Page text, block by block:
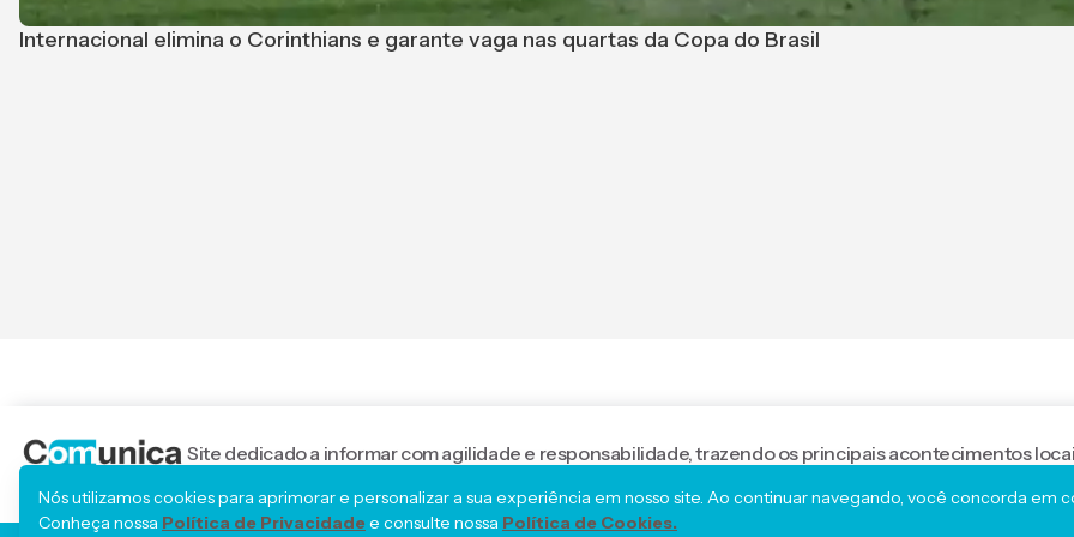
Internacional elimina o Corinthians e garante vaga nas quartas da Copa do Brasil
Site dedicado a informar com agilidade e responsabilidade, trazendo os principais acontecimentos
Nós utilizamos cookies para aprimorar e personalizar a sua experiência em nosso site. Ao continuar navegando, você concorda em
Conheça nossa Política de Privacidade e consulte nossa Política de Cookies.